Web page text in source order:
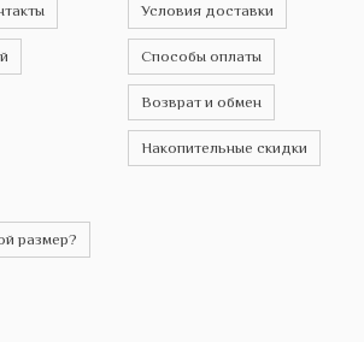
размер?
Условия доставки
Способы оплаты
Возврат и обмен
Накопительные скидки